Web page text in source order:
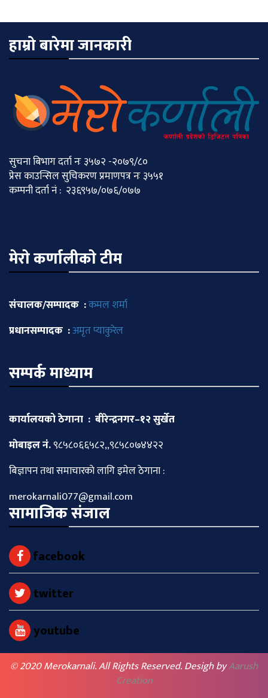
हाम्रो बारेमा जानकारी
सुचना बिभाग दर्ता नः ३५७२ -२०७९/८०
प्रेस काउन्सिल सुचिकरण प्रमाणपत्र नः ३५५१
कम्पनी दर्ता नं : २३६९५७/०७६/०७७
मेराे कर्णालीकाे टीम
संचालक/सम्पादक :कमल शर्मा
प्रधानसम्पादक :अमृत प्याकुरेल
सम्पर्क माध्याम
कार्यालयको ठेगाना : बीरेन्द्रनगर–१२ सुर्खेत
माेबाइल नं.९८५८०६६५८२,,९८५८०७४४२२
बिज्ञापन तथा समाचारकाे लागि इमेल ठेगाना :
merokarnali077@gmail.com
सामाजिक संजाल
facebook
twitter
youtube
© 2020 Merokarnali. All Rights Reserved. Desigh byAarush
Creation